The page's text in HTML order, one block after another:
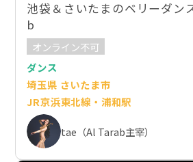
池袋＆さいたまのベリーダン
b
オンライン不可
ダンス
埼玉県 さいたま市
JR京浜東北線・浦和駅
tae（Al Tarab主宰）